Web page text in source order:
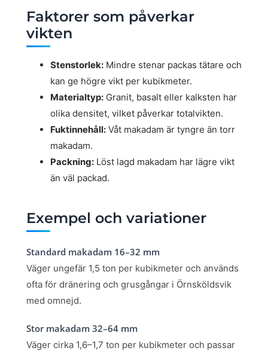
Faktorer som påverkar
vikten
Stenstorlek: Mindre stenar packas tätare och
kan ge högre vikt per kubikmeter.
Materialtyp: Granit, basalt eller kalksten har
olika densitet, vilket påverkar totalvikten.
Fuktinnehåll: Våt makadam är tyngre än torr
makadam.
Packning: Löst lagd makadam har lägre vikt
än väl packad.
Exempel och variationer
Standard makadam 16–32 mm
Väger ungefär 1,5 ton per kubikmeter och används
ofta för dränering och grusgångar i Örnsköldsvik
med omnejd.
Stor makadam 32–64 mm
Väger cirka 1,6–1,7 ton per kubikmeter och passar